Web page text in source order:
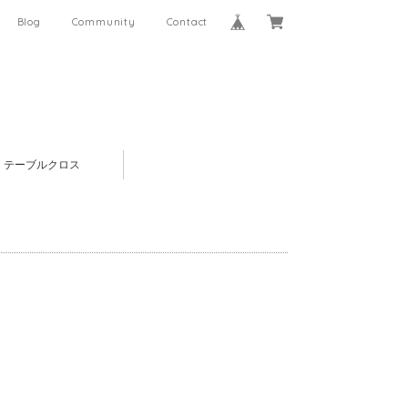
Blog Community Contact
テーブルクロス